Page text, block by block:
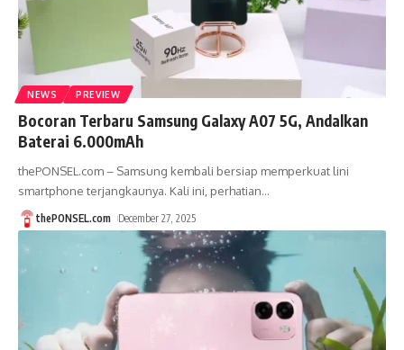
NEWS PREVIEW
Bocoran Terbaru Samsung Galaxy A07 5G, Andalkan
Baterai 6.000mAh
thePONSEL.com – Samsung kembali bersiap memperkuat lini
smartphone terjangkaunya. Kali ini, perhatian…
thePONSEL.com December 27, 2025